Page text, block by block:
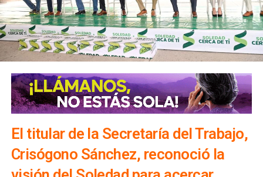
El titular de la Secretaría del Trabajo,
Crisógono Sánchez, reconoció la